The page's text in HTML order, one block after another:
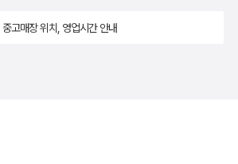
중고매장 위치, 영업시간 안내